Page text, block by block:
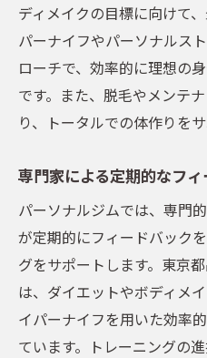
ディメイクの目標に向けて
パーナイフやパーソナルス
ローチで、効率的に理想の
です。また、脱毛やメンテ
り、トータルでの体作りをサ
専門家による定期的なフ
パーソナルジムでは、専門
が定期的にフィードバック
グをサポートします。東京
は、ダイエットやボディメ
イパーナイフを用いた効率
ています。トレーニングの